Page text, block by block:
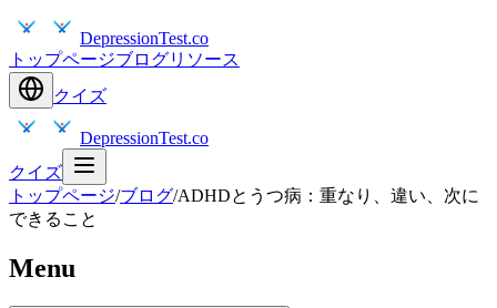
DepressionTest.co
トップページブログリソース
クイズ
DepressionTest.co
クイズ
トップページ/ブログ/ADHDとうつ病：重なり、違い、次に
できること
Menu